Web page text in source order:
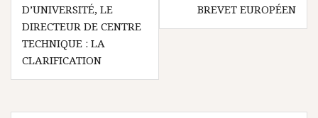
D’UNIVERSITÉ, LE
DIRECTEUR DE CENTRE
TECHNIQUE : LA
CLARIFICATION
BREVET EUROPÉEN